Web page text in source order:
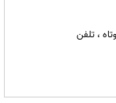
، تلفن